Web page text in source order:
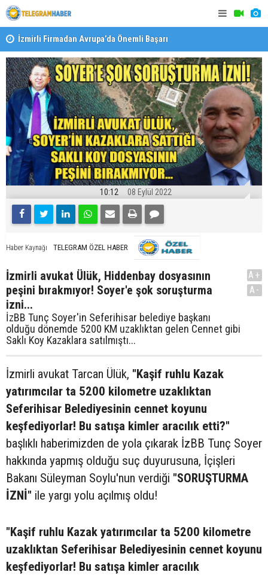
İzmirli Firmadan Avrupa’da Önemli Başarı
Devlet
10:12 08 Eylül 2022
Haber Kaynağı TELEGRAM ÖZEL HABER
İzmirli avukat Ülük, Hiddenbay dosyasının
peşini bırakmıyor! Soyer'e şok soruşturma
izni...
İzBB Tunç Soyer'in Seferihisar belediye başkanı
olduğu dönemde 5200 KM uzaklıktan gelen Cennet gibi
Saklı Koy Kazaklara satılmıştı...
A+
A-
İzmirli avukat Tarcan Ülük, "Kaşif ruhlu Kazak
yatırımcılar ta 5200 kilometre uzaklıktan
Seferihisar Belediyesinin cennet koyunu
keşfediyorlar! Bu satışa kimler aracılık etti?"
başlıklı haberimizden de yola çıkarak İzBB Tunç Soyer
hakkında yapmış olduğu suç duyurusuna, İçişleri
Bakanı Süleyman Soylu'nun verdiği "SORUŞTURMA
İZNİ" ile yargı yolu açılmış oldu!
"Kaşif ruhlu Kazak yatırımcılar ta 5200 kilometre
uzaklıktan Seferihisar Belediyesinin cennet koyunu
keşfediyorlar! Bu satışa kimler aracılık